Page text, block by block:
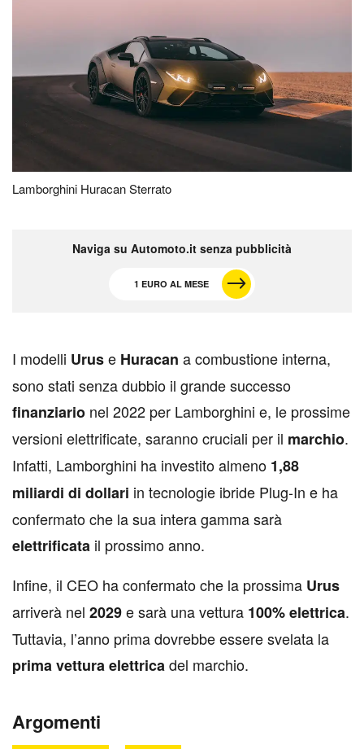
Lamborghini Huracan Sterrato
Naviga su Automoto.it senza pubblicità
1 EURO AL MESE
I modelli Uruse Huracan a combustione interna,
sono stati senza dubbio il grande successo
finanziario nel 2022 per Lamborghini e, le prossime
versioni elettrificate, saranno cruciali per il marchio.
Infatti, Lamborghini ha investito almeno 1,88
miliardi di dollari in tecnologie ibride Plug-In e ha
confermato che la sua intera gamma sarà
elettrificata il prossimo anno.
Infine, il CEO ha confermato che la prossima Urus
arriverà nel 2029e sarà una vettura 100% elettrica.
Tuttavia, l’anno prima dovrebbe essere svelata la
primavetturaelettricadel marchio.
Argomenti